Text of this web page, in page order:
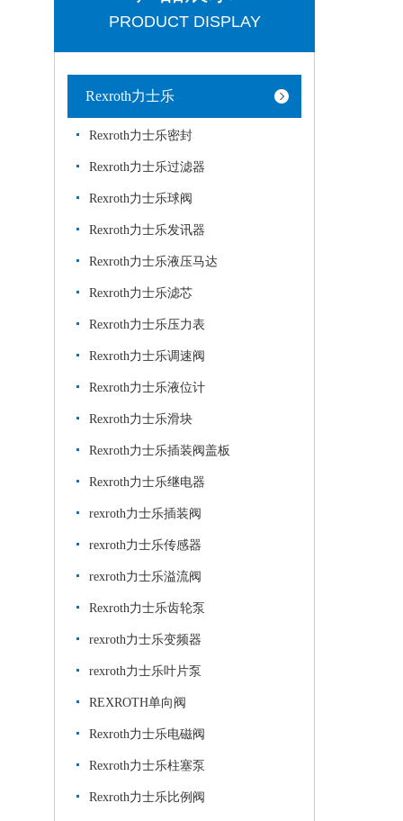
PRODUCT DISPLAY
Rexroth力士乐
Rexroth力士乐密封
Rexroth力士乐过滤器
Rexroth力士乐球阀
Rexroth力士乐发讯器
Rexroth力士乐液压马达
Rexroth力士乐滤芯
Rexroth力士乐压力表
Rexroth力士乐调速阀
Rexroth力士乐液位计
Rexroth力士乐滑块
Rexroth力士乐插装阀盖板
Rexroth力士乐继电器
rexroth力士乐插装阀
rexroth力士乐传感器
rexroth力士乐溢流阀
Rexroth力士乐齿轮泵
rexroth力士乐变频器
rexroth力士乐叶片泵
REXROTH单向阀
Rexroth力士乐电磁阀
Rexroth力士乐柱塞泵
Rexroth力士乐比例阀